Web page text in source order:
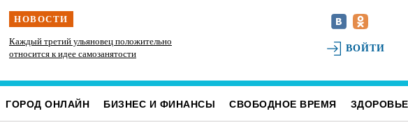
НОВОСТИ
Каждый третий ульяновец положительно
относится к идее самозанятости
Наше наследие: история первых «небоскрёбов»
ВОЙТИ
ГОРОД ОНЛАЙН БИЗНЕС И ФИНАНСЫ СВОБОДНОЕ ВРЕМЯ ЗДОРОВЬЕ